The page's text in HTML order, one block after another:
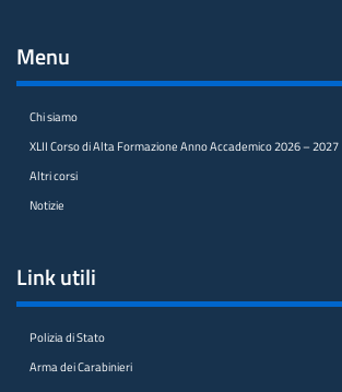
Menu
Chi siamo
XLII Corso di Alta Formazione Anno Accademico 2026 – 2027
Altri corsi
Notizie
Link utili
Polizia di Stato
Arma dei Carabinieri